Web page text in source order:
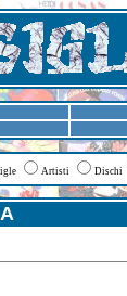
Artisti Dischi